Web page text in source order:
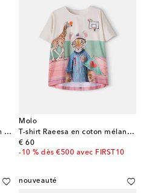
x Disney® – T-shirt imprimé en coton mélangé
Molo
T-shirt Raeesa en coton mélangé à imprimé
€ 60
original price
-10 % dès €500 avec FIRST10
nouveauté